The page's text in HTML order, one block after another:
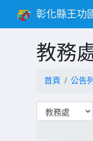
彰化縣王功
教務
首頁 公告